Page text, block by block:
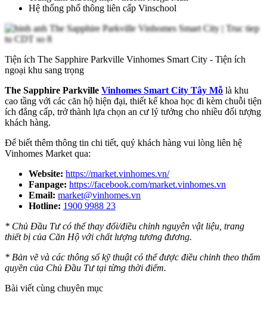
Hệ thống phổ thông liên cấp Vinschool
Tiện ích The Sapphire Parkville Vinhomes Smart City - Tiện ích
ngoại khu sang trọng
The Sapphire Parkville Vinhomes Smart City Tây Mỗ là khu
cao tầng với các căn hộ hiện đại, thiết kế khoa học đi kèm chuỗi tiện
ích đẳng cấp, trở thành lựa chọn an cư lý tưởng cho nhiều đối tượng
khách hàng.
Để biết thêm thông tin chi tiết, quý khách hàng vui lòng liên hệ
Vinhomes Market qua:
Website: https://market.vinhomes.vn/
Fanpage: https://facebook.com/market.vinhomes.vn
Email: market@vinhomes.vn
Hotline: 1900 9988 23
* Chủ Đầu Tư có thể thay đổi/điều chỉnh nguyên vật liệu, trang
thiết bị của Căn Hộ với chất lượng tương đương.
* Bản vẽ và các thông số kỹ thuật có thể được điều chỉnh theo thẩm
quyền của Chủ Đầu Tư tại từng thời điểm.
Bài viết cùng chuyên mục